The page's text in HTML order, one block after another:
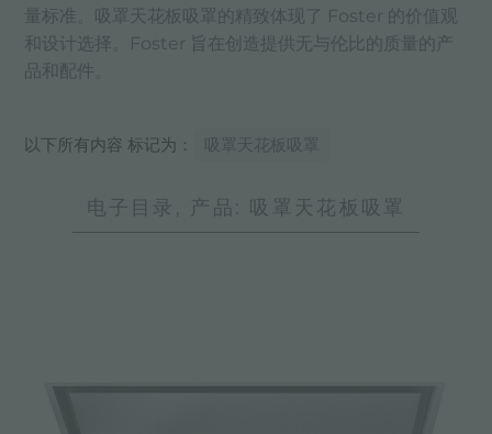
量标准。吸罩天花板吸罩的精致体现了 Foster 的价值观
和设计选择。Foster 旨在创造提供无与伦比的质量的产
品和配件。
以下所有内容 标记为： 吸罩天花板吸罩
电子目录, 产品: 吸罩天花板吸罩